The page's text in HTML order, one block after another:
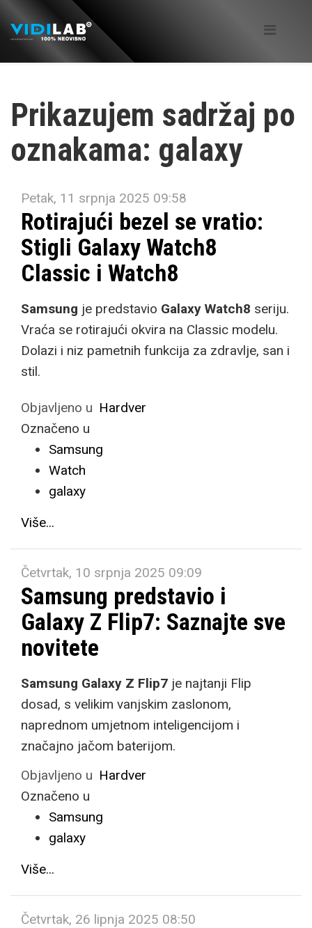
Prikazujem sadržaj po
oznakama: galaxy
Petak, 11 srpnja 2025 09:58
Rotirajući bezel se vratio:
Stigli Galaxy Watch8
Classic i Watch8
Samsung je predstavio Galaxy Watch8 seriju.
Vraća se rotirajući okvira na Classic modelu.
Dolazi i niz pametnih funkcija za zdravlje, san i
stil.
Objavljeno u Hardver
Označeno u
Samsung
Watch
galaxy
Više...
Četvrtak, 10 srpnja 2025 09:09
Samsung predstavio i
Galaxy Z Flip7: Saznajte sve
novitete
Samsung Galaxy Z Flip7 je najtanji Flip
dosad, s velikim vanjskim zaslonom,
naprednom umjetnom inteligencijom i
značajno jačom baterijom.
Objavljeno u Hardver
Označeno u
Samsung
galaxy
Više...
Četvrtak, 26 lipnja 2025 08:50